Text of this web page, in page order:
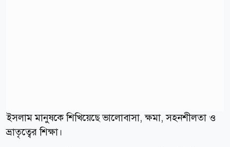
ইসলাম মানুষকে শিখিয়েছে ভালোবাসা, ক্ষমা, সহনশীলতা ও
ভ্রাতৃত্বের শিক্ষা।